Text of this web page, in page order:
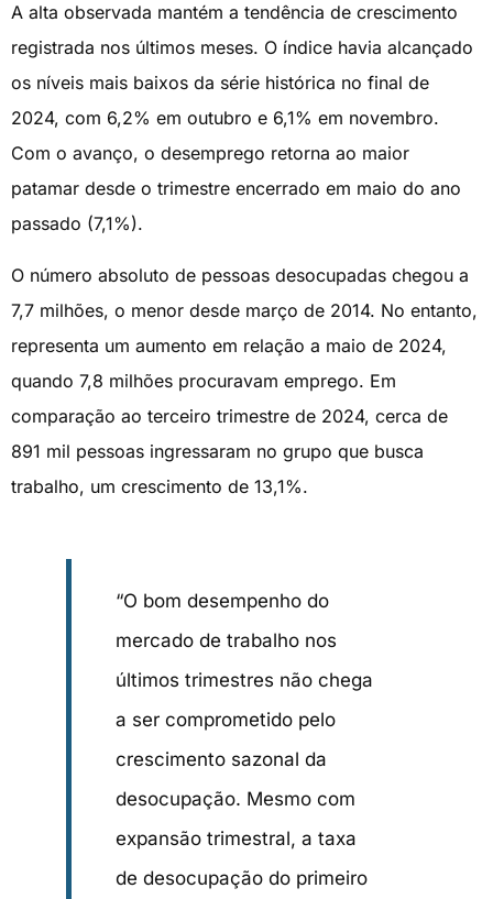
A alta observada mantém a tendência de crescimento
registrada nos últimos meses. O índice havia alcançado
os níveis mais baixos da série histórica no final de
2024, com 6,2% em outubro e 6,1% em novembro.
Com o avanço, o desemprego retorna ao maior
patamar desde o trimestre encerrado em maio do ano
passado (7,1%).
O número absoluto de pessoas desocupadas chegou a
7,7 milhões, o menor desde março de 2014. No entanto,
representa um aumento em relação a maio de 2024,
quando 7,8 milhões procuravam emprego. Em
comparação ao terceiro trimestre de 2024, cerca de
891 mil pessoas ingressaram no grupo que busca
trabalho, um crescimento de 13,1%.
“O bom desempenho do
mercado de trabalho nos
últimos trimestres não chega
a ser comprometido pelo
crescimento sazonal da
desocupação. Mesmo com
expansão trimestral, a taxa
de desocupação do primeiro